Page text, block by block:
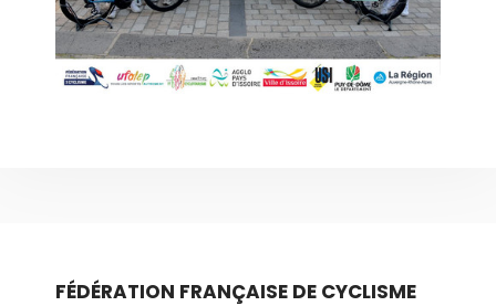
FÉDÉRATION FRANÇAISE DE CYCLISME